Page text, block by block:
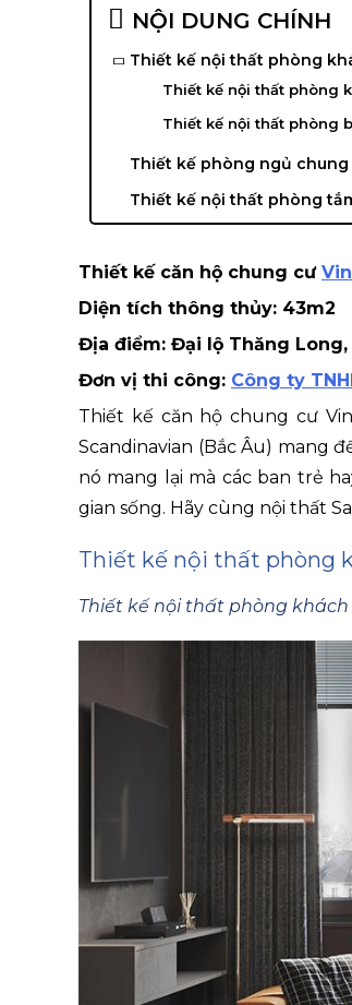
NỘI DUNG CHÍNH
Thiết kế nội thất phòng
Thiết kế nội thất phòng
Thiết kế nội thất phòng
Thiết kế phòng ngủ
Thiết kế nội thất phòng
Thiết kế căn hộ chung cư
Diện tích thông thủy: 43m2
Địa điểm: Đại lộ Thăng Long,
Đơn vị thi công: Công ty
Thiết kế căn hộ chung cư
Scandinavian (Bắc Âu) mang
nó mang lại mà các ban trẻ
gian sống. Hãy cùng nội thất
Thiết kế nội thất phòng
Thiết kế nội thất phòng khách